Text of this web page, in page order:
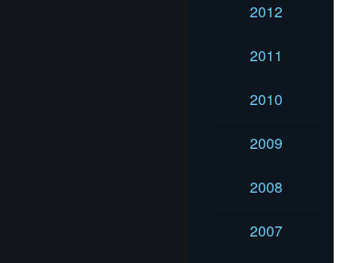
2012
2011
2010
2009
2008
2007